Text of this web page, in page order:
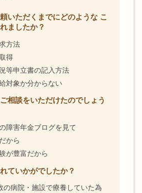
いただくまでにどのような こ
ましたか？
方法
得
等申立書の記入方法
対象か分からない
相談をいただけたのでしょう
障害年金ブログを見て
から
が豊富だから
ていかがでしたか？
の病院・施設で療養していた為